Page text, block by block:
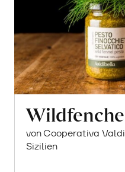
von Cooperativa
Sizilien